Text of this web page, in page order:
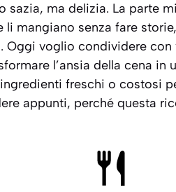
sazia, ma delizia. La parte
li mangiano senza fare
Oggi voglio condividere con
l’ansia della cena in
freschi o costosi
appunti, perché questa